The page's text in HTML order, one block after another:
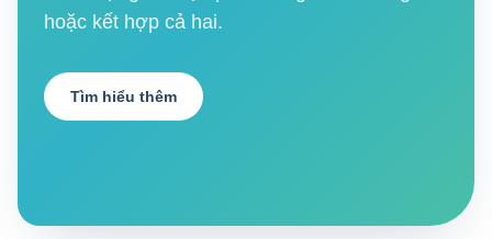
hoặc kết hợp cả hai.
Tìm hiểu thêm